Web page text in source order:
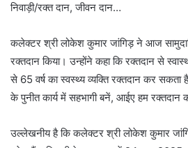
निवाड़ी/रक्त दान, जीवन दान…
कलेक्टर श्री लोकेश कुमार जांगिड़ ने आज
रक्तदान किया। उन्होंने कहा कि रक्तदान से
से 65 वर्ष का स्वस्थ्य व्यक्ति रक्तदान कर
के पुनीत कार्य में सहभागी बनें, आईए हम रक्तदान
उल्लेखनीय है कि कलेक्टर श्री लोकेश कुमार